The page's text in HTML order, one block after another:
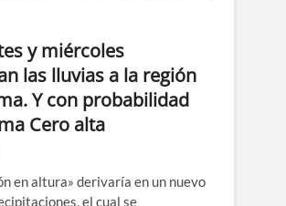
y miércoles
las lluvias a la región
Y con probabilidad
Cero alta
en altura» derivaría en un nuevo
el cual se